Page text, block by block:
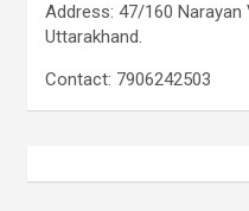
Address: 47/160 Narayan
Uttarakhand.
Contact: 7906242503